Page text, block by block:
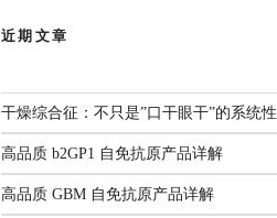
近期文章
干燥综合征：不只是”口干眼干”的系统
高品质 b2GP1 自免抗原产品详解
高品质 GBM 自免抗原产品详解